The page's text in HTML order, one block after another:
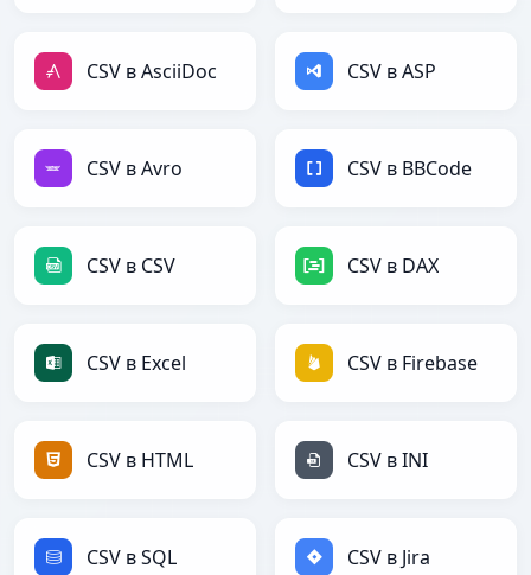
CSV в AsciiDoc CSV в ASP
CSV в Avro CSV в BBCode
CSV в CSV CSV в DAX
CSV в Excel CSV в Firebase
CSV в HTML CSV в INI
CSV в SQL CSV в Jira